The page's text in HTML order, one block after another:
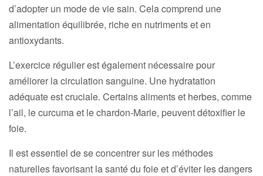
d’adopter un mode de vie sain. Cela comprend une
alimentation équilibrée, riche en nutriments et en
antioxydants.
L’exercice régulier est également nécessaire pour
améliorer la circulation sanguine. Une hydratation
adéquate est cruciale. Certains aliments et herbes, comme
l’ail, le curcuma et le chardon-Marie, peuvent détoxifier le
foie.
Il est essentiel de se concentrer sur les méthodes
naturelles favorisant la santé du foie et d’éviter les dangers